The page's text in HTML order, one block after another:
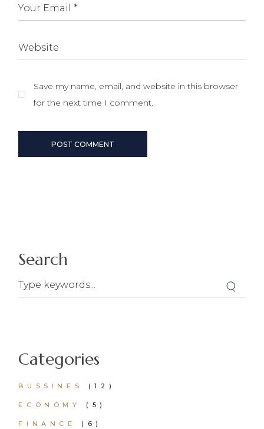
Save my name, email, and website in this browser
for the next time I comment.
POST COMMENT
Search
Categories
BUSSINES (12)
ECONOMY (5)
FINANCE (6)